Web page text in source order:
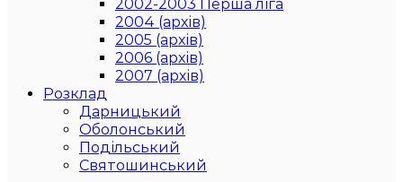
2002-2003 Перша ліга
2004 (архів)
2005 (архів)
2006 (архів)
2007 (архів)
Розклад
Дарницький
Оболонський
Подільський
Святошинський